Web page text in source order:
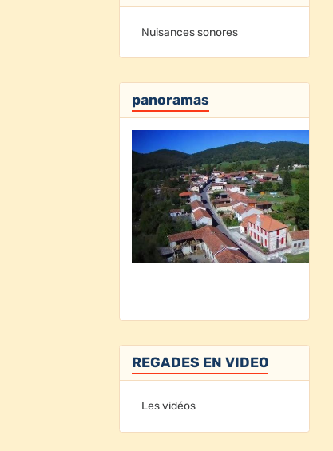
Nuisances sonores
panoramas
REGADES EN VIDEO
Les vidéos